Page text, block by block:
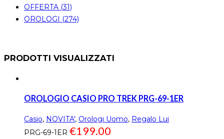
OFFERTA (31)
OROLOGI (274)
PRODOTTI VISUALIZZATI
OROLOGIO CASIO PRO TREK PRG-69-1ER
Casio, NOVITA', Orologi Uomo, Regalo Lui
PRG-69-1ER €199.00